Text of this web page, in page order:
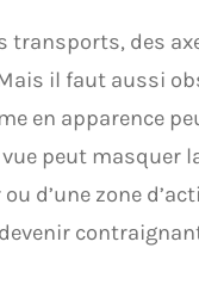
transports, des
il faut aussi
en apparence
peut masquer
d’une zone